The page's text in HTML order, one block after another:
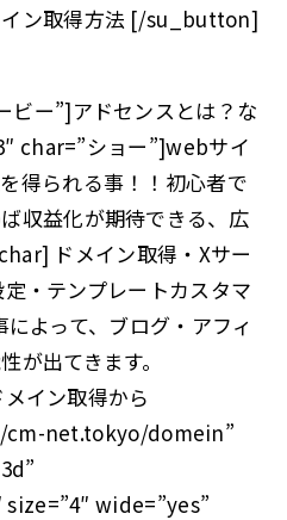
イン取得方法 [/su_button]
ー”]アドセンスとは？な
char=”ショー”]webサイ
得られる事！！初心者で
収益化が期待できる、広
ドメイン取得・Xサー
・テンプレートカスタマ
よって、ブログ・アフィ
が出てきます。
イン取得から
net.tokyo/domein”
wide=”yes”